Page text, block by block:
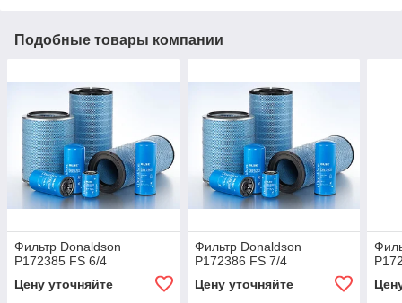
Подобные товары компании
Фильтр Donaldson
P172385 FS 6/4
Цену уточняйте
Фильтр Donaldson
P172386 FS 7/4
Цену уточняйте